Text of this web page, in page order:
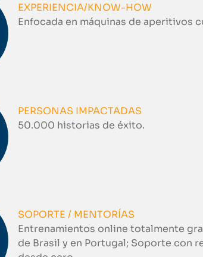
EXPERIENCIA/KNOW-HOW
Enfocada en máquinas de aperitivos
PERSONAS IMPACTADAS
50.000 historias de éxito.
SOPORTE / MENTORÍAS
Entrenamientos online totalmente
de Brasil y en Portugal; Soporte con